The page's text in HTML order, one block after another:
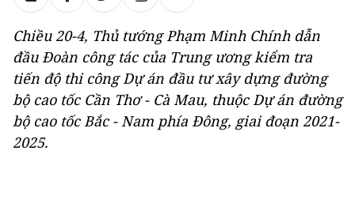
Chiều 20-4, Thủ tướng Phạm Minh Chính dẫn
đầu Đoàn công tác của Trung ương kiểm tra
tiến độ thi công Dự án đầu tư xây dựng đường
bộ cao tốc Cần Thơ - Cà Mau, thuộc Dự án đường
bộ cao tốc Bắc - Nam phía Đông, giai đoạn 2021-
2025.